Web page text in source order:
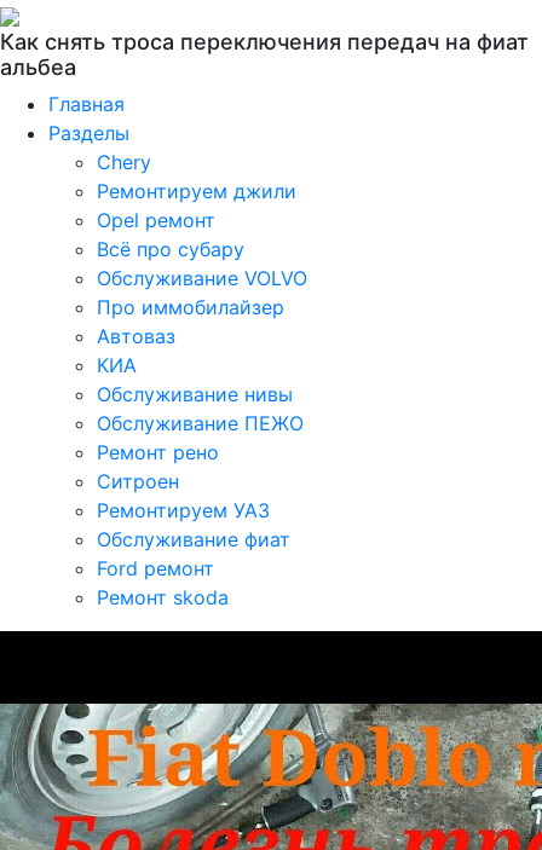
Как снять троса переключения передач на фиат
альбеа
Главная
Разделы
Chery
Ремонтируем джили
Opel ремонт
Всё про субару
Обслуживание VOLVO
Про иммобилайзер
Автоваз
КИА
Обслуживание нивы
Обслуживание ПЕЖО
Ремонт рено
Ситроен
Ремонтируем УАЗ
Обслуживание фиат
Ford ремонт
Ремонт skoda